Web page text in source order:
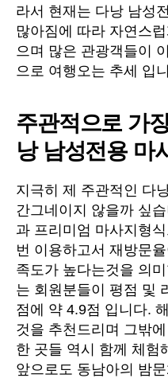
라서 현재는 다낭 남성
많아짐에 따라 자연스
으며 많은 관광객들이
으로 여행오는 추세 입
주관적으로 가
낭 남성전용 마
지극히 제 주관적인 다
간그네이지 않을까 싶
과 프리미엄 마사지형
번 이용하고서 재방문
족도가 높다는것을 의
는 회원분들이 평점 및
점에 약 4.9점 입니다.
것을 추천드리며 그밖
한 곳들 역시 함께 체험
앞으로도 동남아의 밤